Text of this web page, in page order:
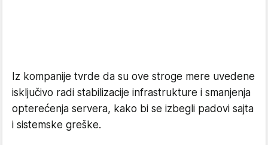
Iz kompanije tvrde da su ove stroge mere uvedene
isključivo radi stabilizacije infrastrukture i smanjenja
opterećenja servera, kako bi se izbegli padovi sajta
i sistemske greške.